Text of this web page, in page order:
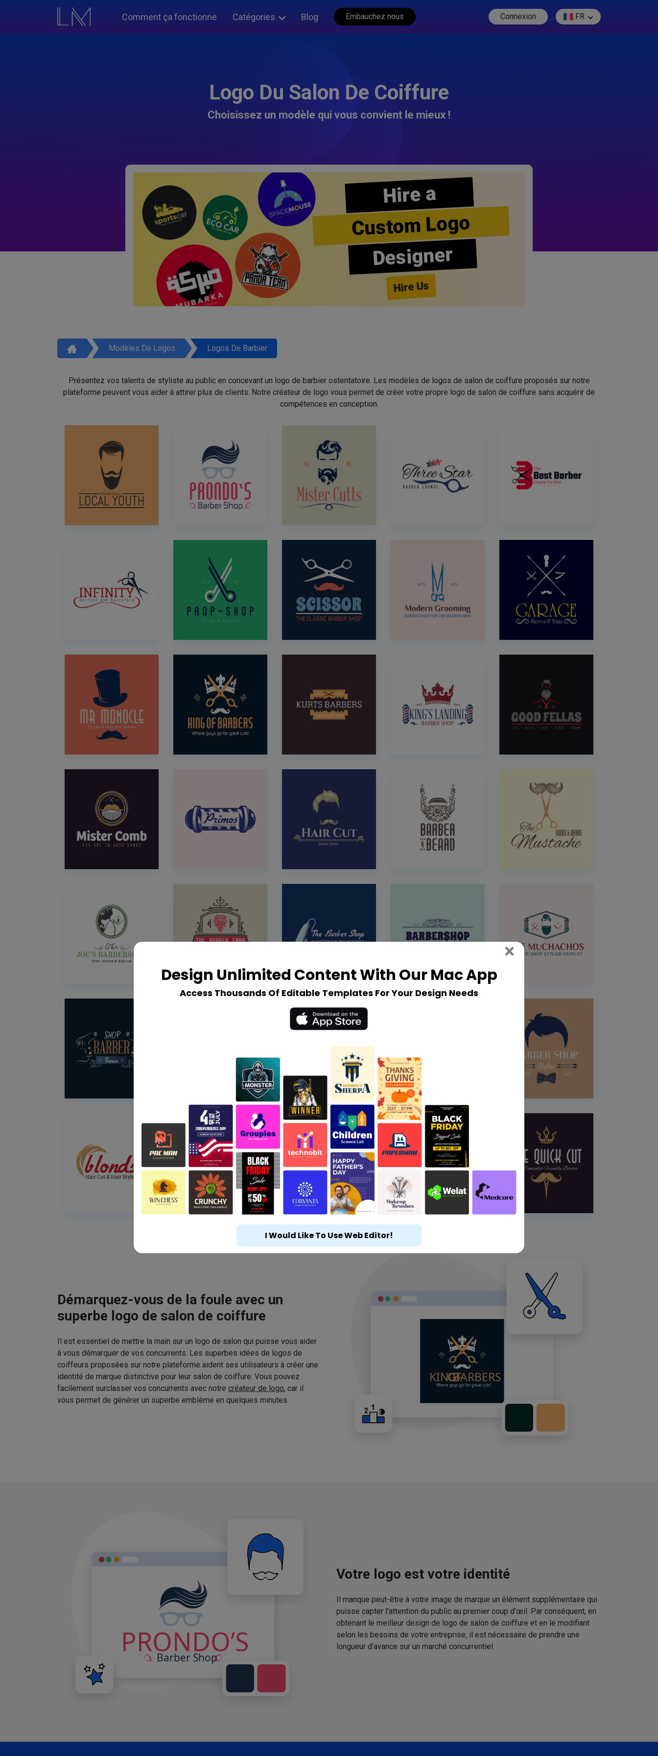
Comment ça fonctionne Catégories Blog Embauchez nous Connexion FR
Logo Du Salon De Coiffure
Choisissez un modèle qui vous convient le mieux !
Hire a
Custom Logo
Designer
Hire Us
Modèles De Logos Logos De Barbier
Présentez vos talents de styliste au public en concevant un logo de barbier ostentatoire. Les modèles de logos de salon de coiffure proposés sur notre
plateforme peuvent vous aider à attirer plus de clients. Notre créateur de logo vous permet de créer votre propre logo de salon de coiffure sans acquérir de
compétences en conception.
Démarquez-vous de la foule avec un
superbe logo de salon de coiffure
Il est essentiel de mettre la main sur un logo de salon qui puisse vous aider
à vous démarquer de vos concurrents. Les superbes idées de logos de
coiffeurs proposées sur notre plateforme aident ses utilisateurs à créer une
identité de marque distinctive pour leur salon de coiffure. Vous pouvez
facilement surclasser vos concurrents avec notre créateur de logo, car il
vous permet de générer un superbe emblème en quelques minutes.
Votre logo est votre identité
Il manque peut-être à votre image de marque un élément supplémentaire qui
puisse capter l’attention du public au premier coup d’œil. Par conséquent, en
obtenant le meilleur design de logo de salon de coiffure et en le modifiant
selon les besoins de votre entreprise, il est nécessaire de prendre une
longueur d’avance sur un marché concurrentiel.
Design Unlimited Content With Our Mac App
Access Thousands Of Editable Templates For Your Design Needs
× Close
I Would Like To Use Web Editor!